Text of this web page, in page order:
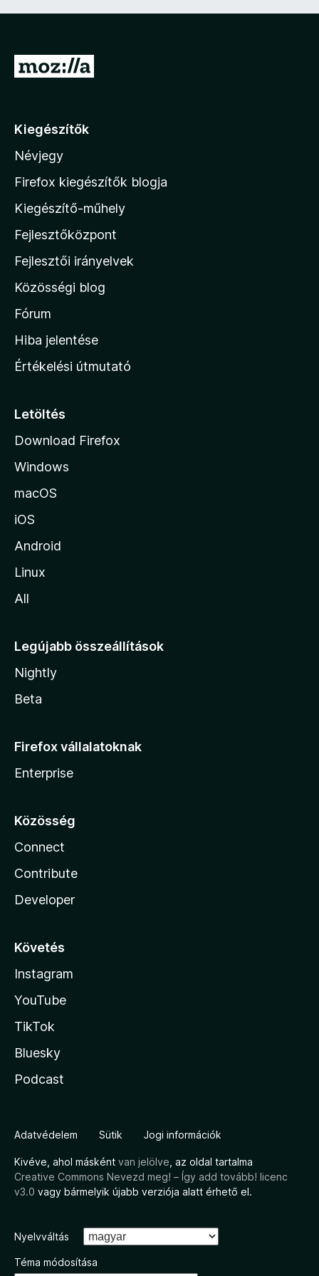
U
á
a
M
z
i
l
a
h
o
l
p
á
r
Kiegészítők
Névjegy
Firefox kiegészítők blogja
Kiegészítő-műhely
Fejlesztőközpont
Fejlesztői irányelvek
Közösségi blog
Fórum
Hiba jelentése
Értékelési útmutató
Letöltés
Download Firefox
Windows
macOS
iOS
Android
Linux
All
Legújabb összeállítások
Nightly
Beta
Firefox vállalatoknak
Enterprise
Közösség
Connect
Contribute
Developer
Követés
Instagram
YouTube
TikTok
Bluesky
Podcast
Adatvédelem Sütik Jogi információk
Kivéve, ahol másként van jelölve , az oldal tartalma
Creative Commons Nevezd meg! – Így add tovább! licenc
v3.0 vagy bármelyik újabb verziója alatt érhető el.
Nyelvváltás
Téma módosítása